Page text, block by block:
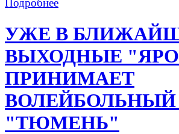
Подробнее
УЖЕ В
ВЫХОДНЫЕ
ПРИНИМАЕТ
ВОЛЕЙБОЛЬНЫЙ
"ТЮМЕНЬ"